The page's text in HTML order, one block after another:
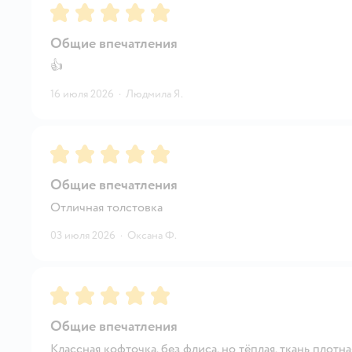
Рейтинг:5
Общие впечатления
👍
16 июля 2026 · Людмила Я.
Рейтинг:5
Общие впечатления
Отличная толстовка
03 июля 2026 · Оксана Ф.
Рейтинг:5
Общие впечатления
Классная кофточка, без флиса, но тёплая, ткань